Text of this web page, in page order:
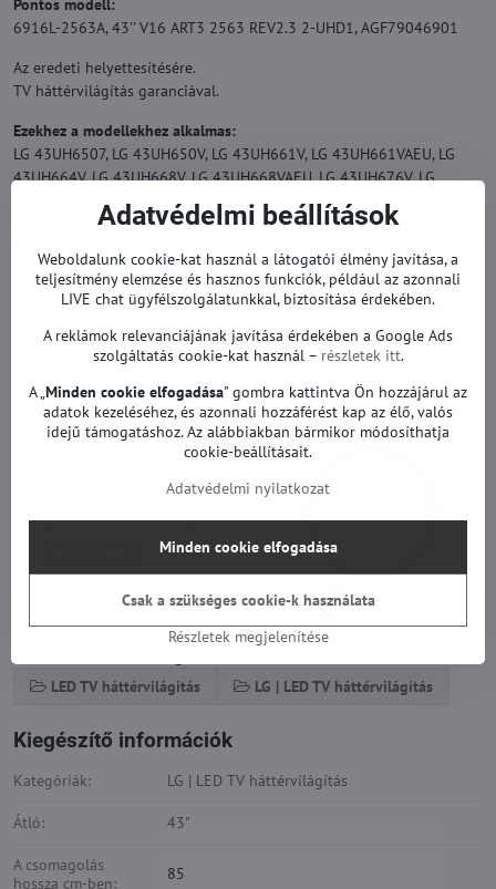
Pontos modell:
6916L-2563A, 43'' V16 ART3 2563 REV2.3 2-UHD1, AGF79046901
Az eredeti helyettesítésére.
TV háttérvilágítás garanciával.
Ezekhez a modellekhez alkalmas:
LG 43UH6507, LG 43UH650V, LG 43UH661V, LG 43UH661VAEU, LG
43UH664V, LG 43UH668V, LG 43UH668VAEU, LG 43UH676V, LG
43UW761H és mások.
LC430DGG-FJM1, LC430DGG-FJM2, LC430DGGFJM1,
LC430DGGFJM2 és mások.
Ezek a TV-modellek különböző típusú LED-háttérvilágítást
használhatnak (különböző számú LED stb.). Megrendelés előtt
tartalmazz-e.
LED TV háttérvilágítás LG | LED TV háttérvilágítás
Kiegészítő információk
Kategóriák: LG | LED TV háttérvilágítás
Átló: 43"
A csomagolás
hossza cm-ben:
85
Adatvédelmi beállítások
Weboldalunk cookie-kat használ a látogatói élmény javítása, a
teljesítmény elemzése és hasznos funkciók, például az azonnali
LIVE chat ügyfélszolgálatunkkal, biztosítása érdekében.
A reklámok relevanciájának javítása érdekében a Google Ads
szolgáltatás cookie-kat használ – részletek itt.
A „ Minden cookie elfogadása" gombra kattintva Ön hozzájárul az
adatok kezeléséhez, és azonnali hozzáférést kap az élő, valós
idejű támogatáshoz. Az alábbiakban bármikor módosíthatja
cookie-beállításait.
Adatvédelmi nyilatkozat
Részletek megjelenítése
Minden cookie elfogadása
Csak a szükséges cookie-k használata